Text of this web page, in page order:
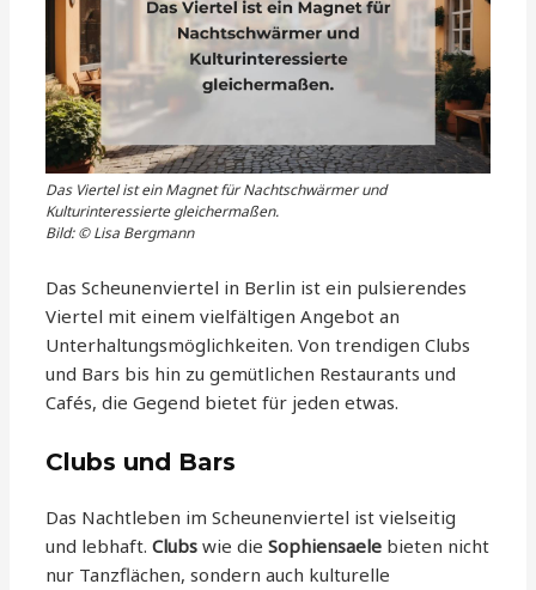
Das Viertel ist ein Magnet für Nachtschwärmer und
Kulturinteressierte gleichermaßen.
Bild: © Lisa Bergmann
Das Scheunenviertel in Berlin ist ein pulsierendes
Viertel mit einem vielfältigen Angebot an
Unterhaltungsmöglichkeiten. Von trendigen Clubs
und Bars bis hin zu gemütlichen Restaurants und
Cafés, die Gegend bietet für jeden etwas.
Clubs und Bars
Das Nachtleben im Scheunenviertel ist vielseitig
und lebhaft.Clubs wie dieSophiensaele bieten nicht
nur Tanzflächen, sondern auch kulturelle